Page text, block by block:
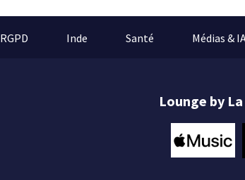
RGPD Inde Santé Médias &
Lounge by